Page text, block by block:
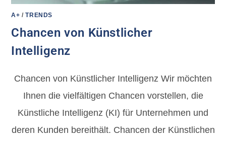
A+ /TRENDS
Chancen von Künstlicher
Intelligenz
Chancen von Künstlicher Intelligenz Wir möchten
Ihnen die vielfältigen Chancen vorstellen, die
Künstliche Intelligenz (KI) für Unternehmen und
deren Kunden bereithält. Chancen der Künstlichen